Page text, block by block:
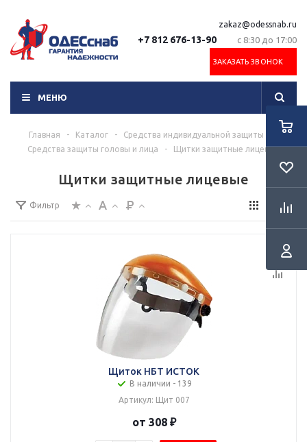
+7 812 676-13-90
zakaz@odessnab.ru
с 8:30 до 17:00
ЗАКАЗАТЬ ЗВОНОК
МЕНЮ
Главная - Каталог - Средства индивидуальной защиты
Средства защиты головы и лица
- Щитки защитные лицевые
Щитки защитные лицевые
Фильтр
Щиток НБТ ИСТОК
В наличии - 139
Артикул: Щит 007
от 308 ₽